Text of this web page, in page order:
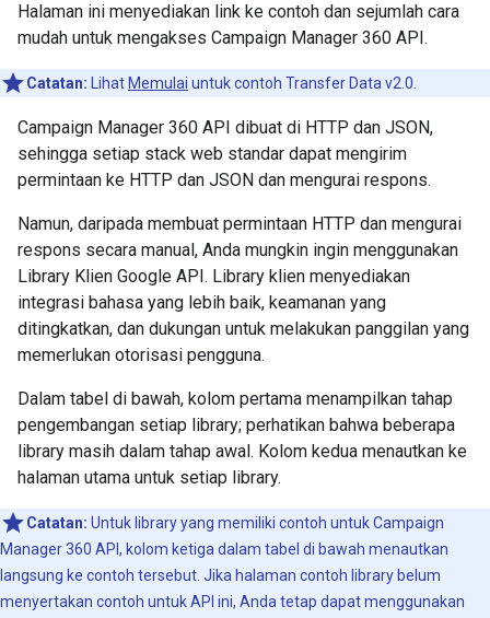
Halaman ini menyediakan link ke contoh dan sejumlah cara
mudah untuk mengakses Campaign Manager 360 API.
Catatan: Lihat Memulai untuk contoh Transfer Data v2.0.
Campaign Manager 360 API dibuat di HTTP dan JSON,
sehingga setiap stack web standar dapat mengirim
permintaan ke HTTP dan JSON dan mengurai respons.
Namun, daripada membuat permintaan HTTP dan mengurai
respons secara manual, Anda mungkin ingin menggunakan
Library Klien Google API. Library klien menyediakan
integrasi bahasa yang lebih baik, keamanan yang
ditingkatkan, dan dukungan untuk melakukan panggilan yang
memerlukan otorisasi pengguna.
Dalam tabel di bawah, kolom pertama menampilkan tahap
pengembangan setiap library; perhatikan bahwa beberapa
library masih dalam tahap awal. Kolom kedua menautkan ke
halaman utama untuk setiap library.
Catatan: Untuk library yang memiliki contoh untuk Campaign
Manager 360 API, kolom ketiga dalam tabel di bawah menautkan
langsung ke contoh tersebut. Jika halaman contoh library belum
menyertakan contoh untuk API ini, Anda tetap dapat menggunakan